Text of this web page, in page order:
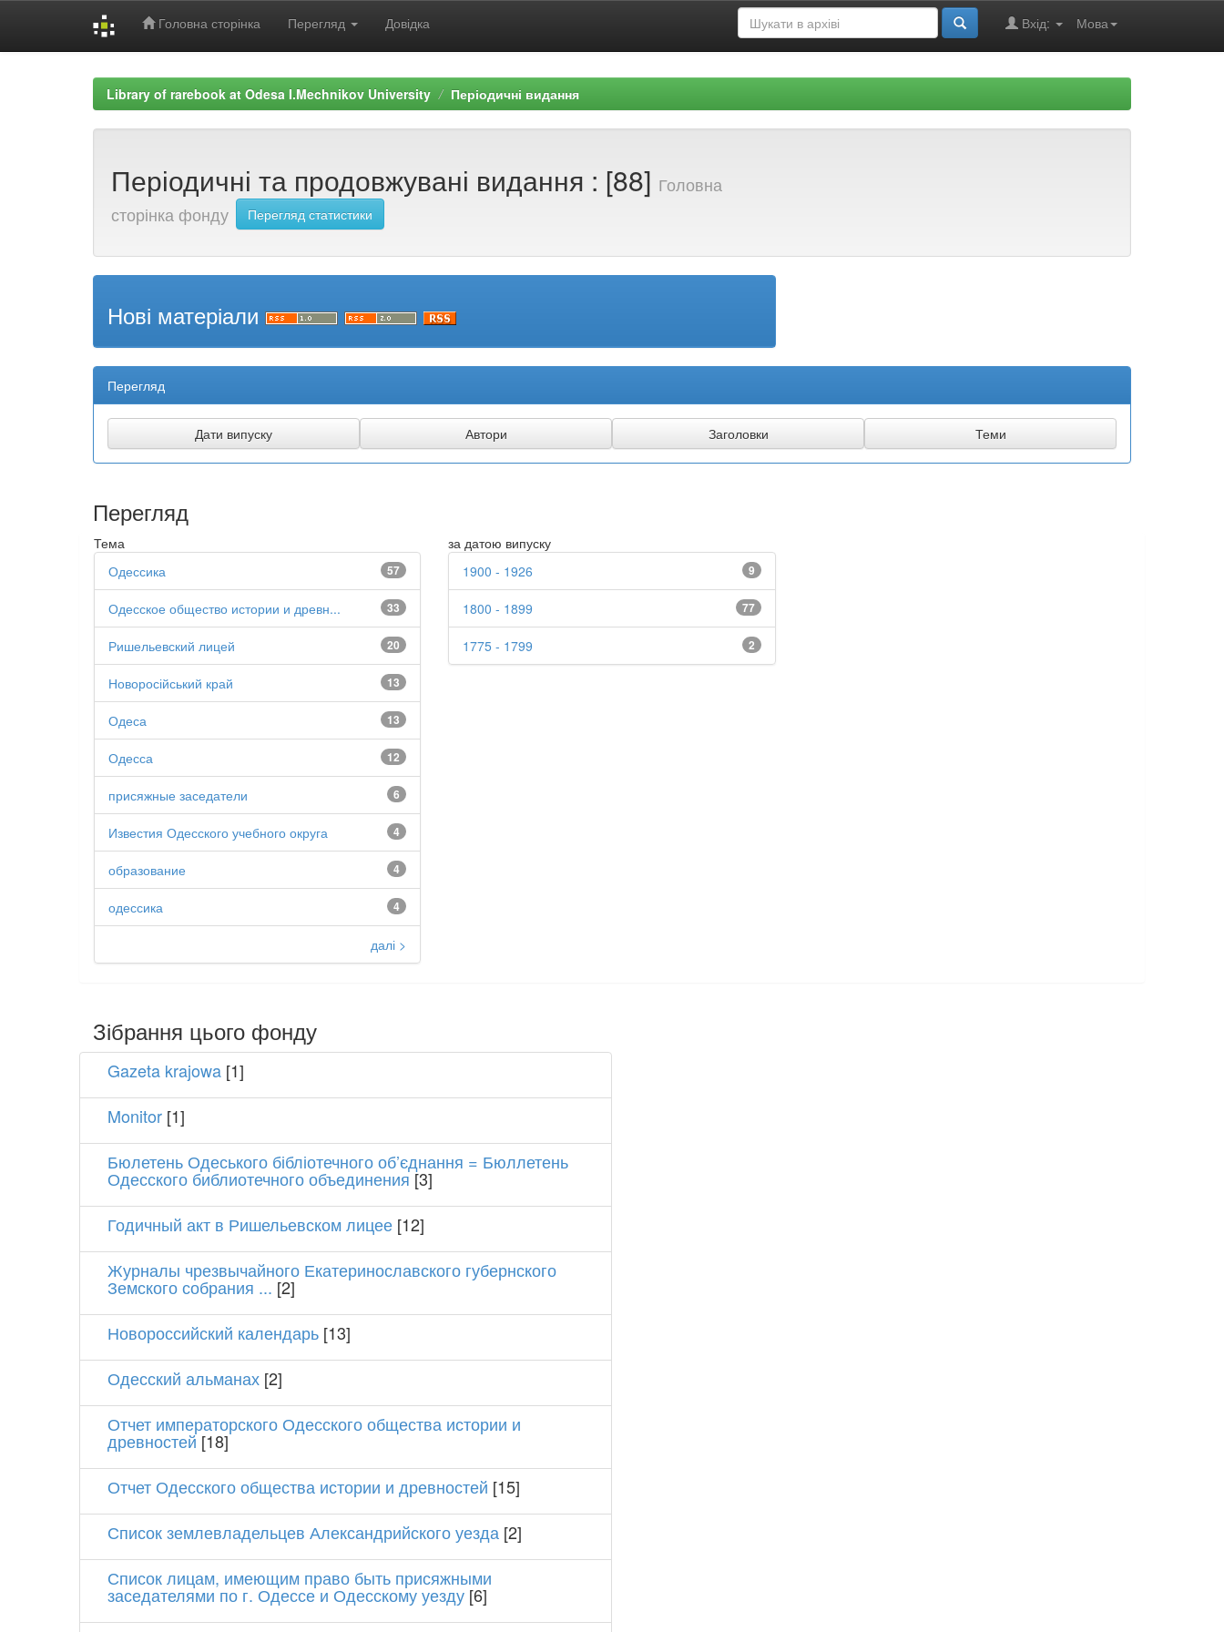
Головна сторінка Перегляд Довідка Мова
Вхід:
Library of rarebook at Odesa I.Mechnikov University Періодичні видання
Періодичні та продовжувані видання : [88] Головна
сторінка фонду
Перегляд статистики
Нові матеріали
Перегляд
Перегляд
Тема
57
Одессика
33
Одесское общество истории и древн...
20
Ришельевский лицей
13
Новоросійський край
13
Одеса
12
Одесса
6
присяжные заседатели
4
Известия Одесского учебного округа
4
образование
4
одессика
далі >
за датою випуску
9
1900 - 1926
77
1800 - 1899
2
1775 - 1799
Зібрання цього фонду
Gazeta krajowa [1]
Monitor [1]
Бюлетень Одеського бібліотечного об’єднання = Бюллетень
Одесского библиотечного объединения [3]
Годичный акт в Ришельевском лицее [12]
Журналы чрезвычайного Екатеринославского губернского
Земского собрания ... [2]
Новороссийский календарь [13]
Одесский альманах [2]
Отчет императорского Одесского общества истории и
древностей [18]
Отчет Одесского общества истории и древностей [15]
Список землевладельцев Александрийского уезда [2]
Список лицам, имеющим право быть присяжными
заседателями по г. Одессе и Одесскому уезду [6]